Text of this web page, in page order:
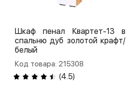
Шкаф пенал Квартет-13 в
спальню дуб золотой крафт/
белый
Код товара: 215308
(4.5)